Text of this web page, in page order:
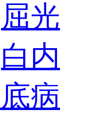
屈光
白内
病